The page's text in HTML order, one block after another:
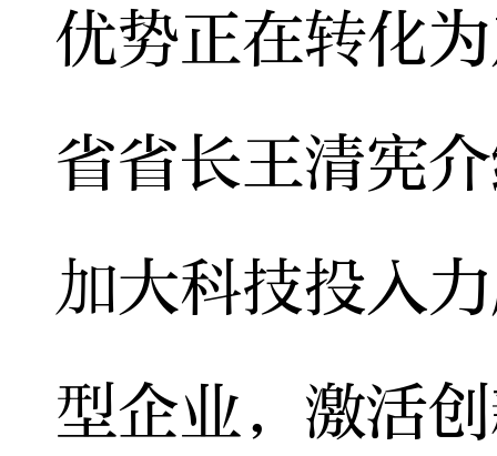
优势正在转化
省省长王清宪
加大科技投入
型企业，激活